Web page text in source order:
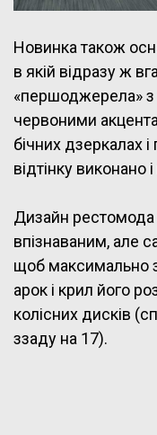
Новинка також
в якій відразу ж
«першоджерела» з
червоними
бічних дзеркалах
відтінку
Дизайн рестомода
впізнаваним, але
щоб максимально
арок і крил його
колісних дисків
ззаду на 17).